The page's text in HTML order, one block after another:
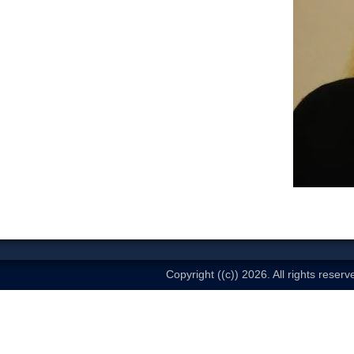
Copyright ((c)) 2026. All rights